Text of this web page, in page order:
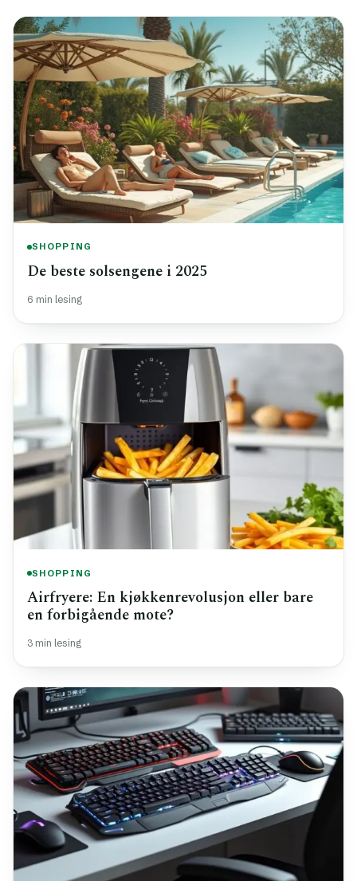
SHOPPING
De beste solsengene i 2025
6 min lesing
SHOPPING
Airfryere: En kjøkkenrevolusjon eller bare
en forbigående mote?
3 min lesing